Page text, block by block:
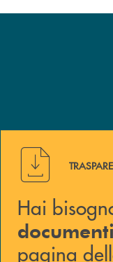
Hai bisogno di
Hai
documenti
pagina